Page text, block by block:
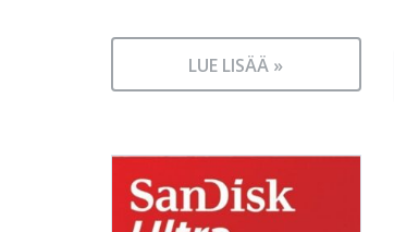
LUE LISÄÄ »